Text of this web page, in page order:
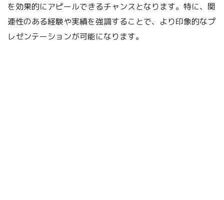
を効果的にアピールできるチャンスとなります。特に、関
連性のある経験や実績を強調することで、より印象的なプ
レゼンテーションが可能になります。